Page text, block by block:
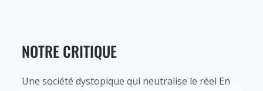
NOTRE CRITIQUE
Une société dystopique qui neutralise le réel En